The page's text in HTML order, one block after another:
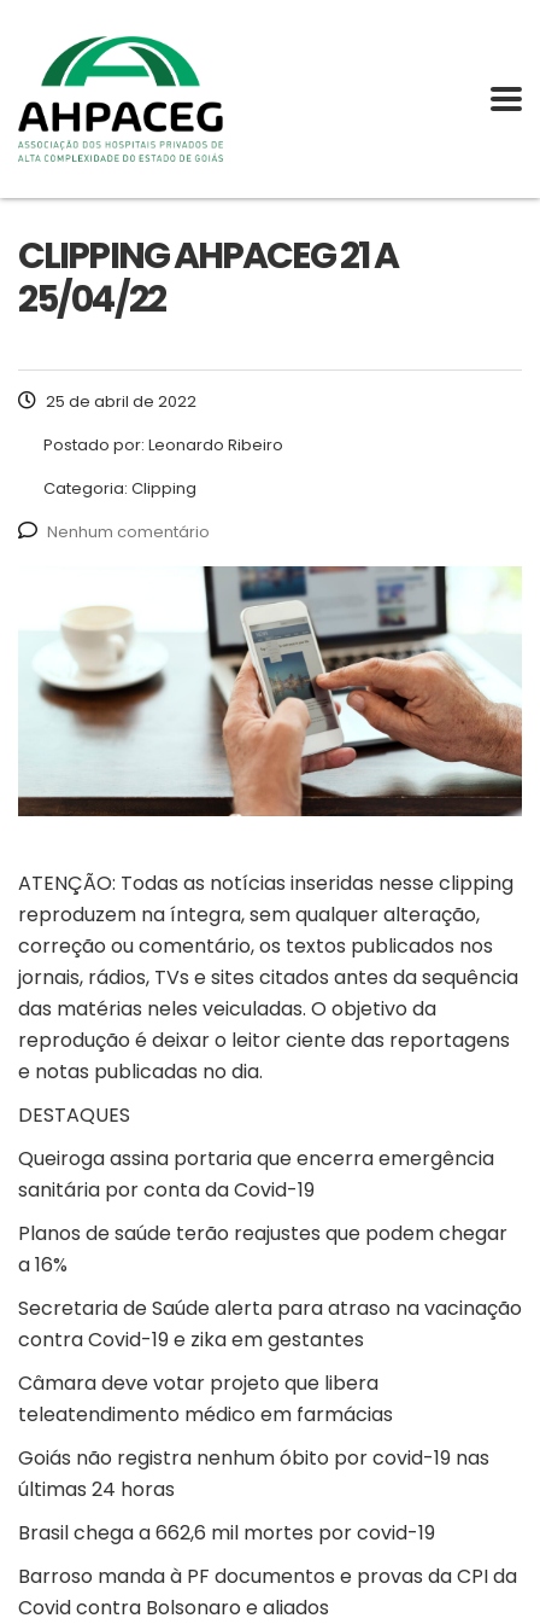
CLIPPING AHPACEG 21 A
25/04/22
25 de abril de 2022
Postado por: Leonardo Ribeiro
Categoria: Clipping
Nenhum comentário
ATENÇÃO: Todas as notícias inseridas nesse clipping
reproduzem na íntegra, sem qualquer alteração,
correção ou comentário, os textos publicados nos
jornais, rádios, TVs e sites citados antes da sequência
das matérias neles veiculadas. O objetivo da
reprodução é deixar o leitor ciente das reportagens
e notas publicadas no dia.
DESTAQUES
Queiroga assina portaria que encerra emergência
sanitária por conta da Covid-19
Planos de saúde terão reajustes que podem chegar
a 16%
Secretaria de Saúde alerta para atraso na vacinação
contra Covid-19 e zika em gestantes
Câmara deve votar projeto que libera
teleatendimento médico em farmácias
Goiás não registra nenhum óbito por covid-19 nas
últimas 24 horas
Brasil chega a 662,6 mil mortes por covid-19
Barroso manda à PF documentos e provas da CPI da
Covid contra Bolsonaro e aliados